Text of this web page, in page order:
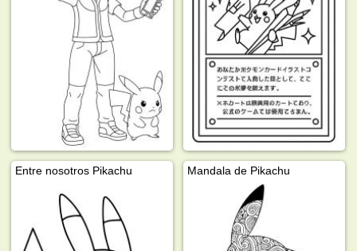
Entre nosotros Pikachu Mandala de Pikachu